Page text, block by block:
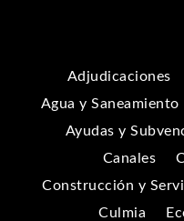
Adjudicaciones
Agua y Saneamiento
Ayudas y
Canales
Construcción y
Culmia